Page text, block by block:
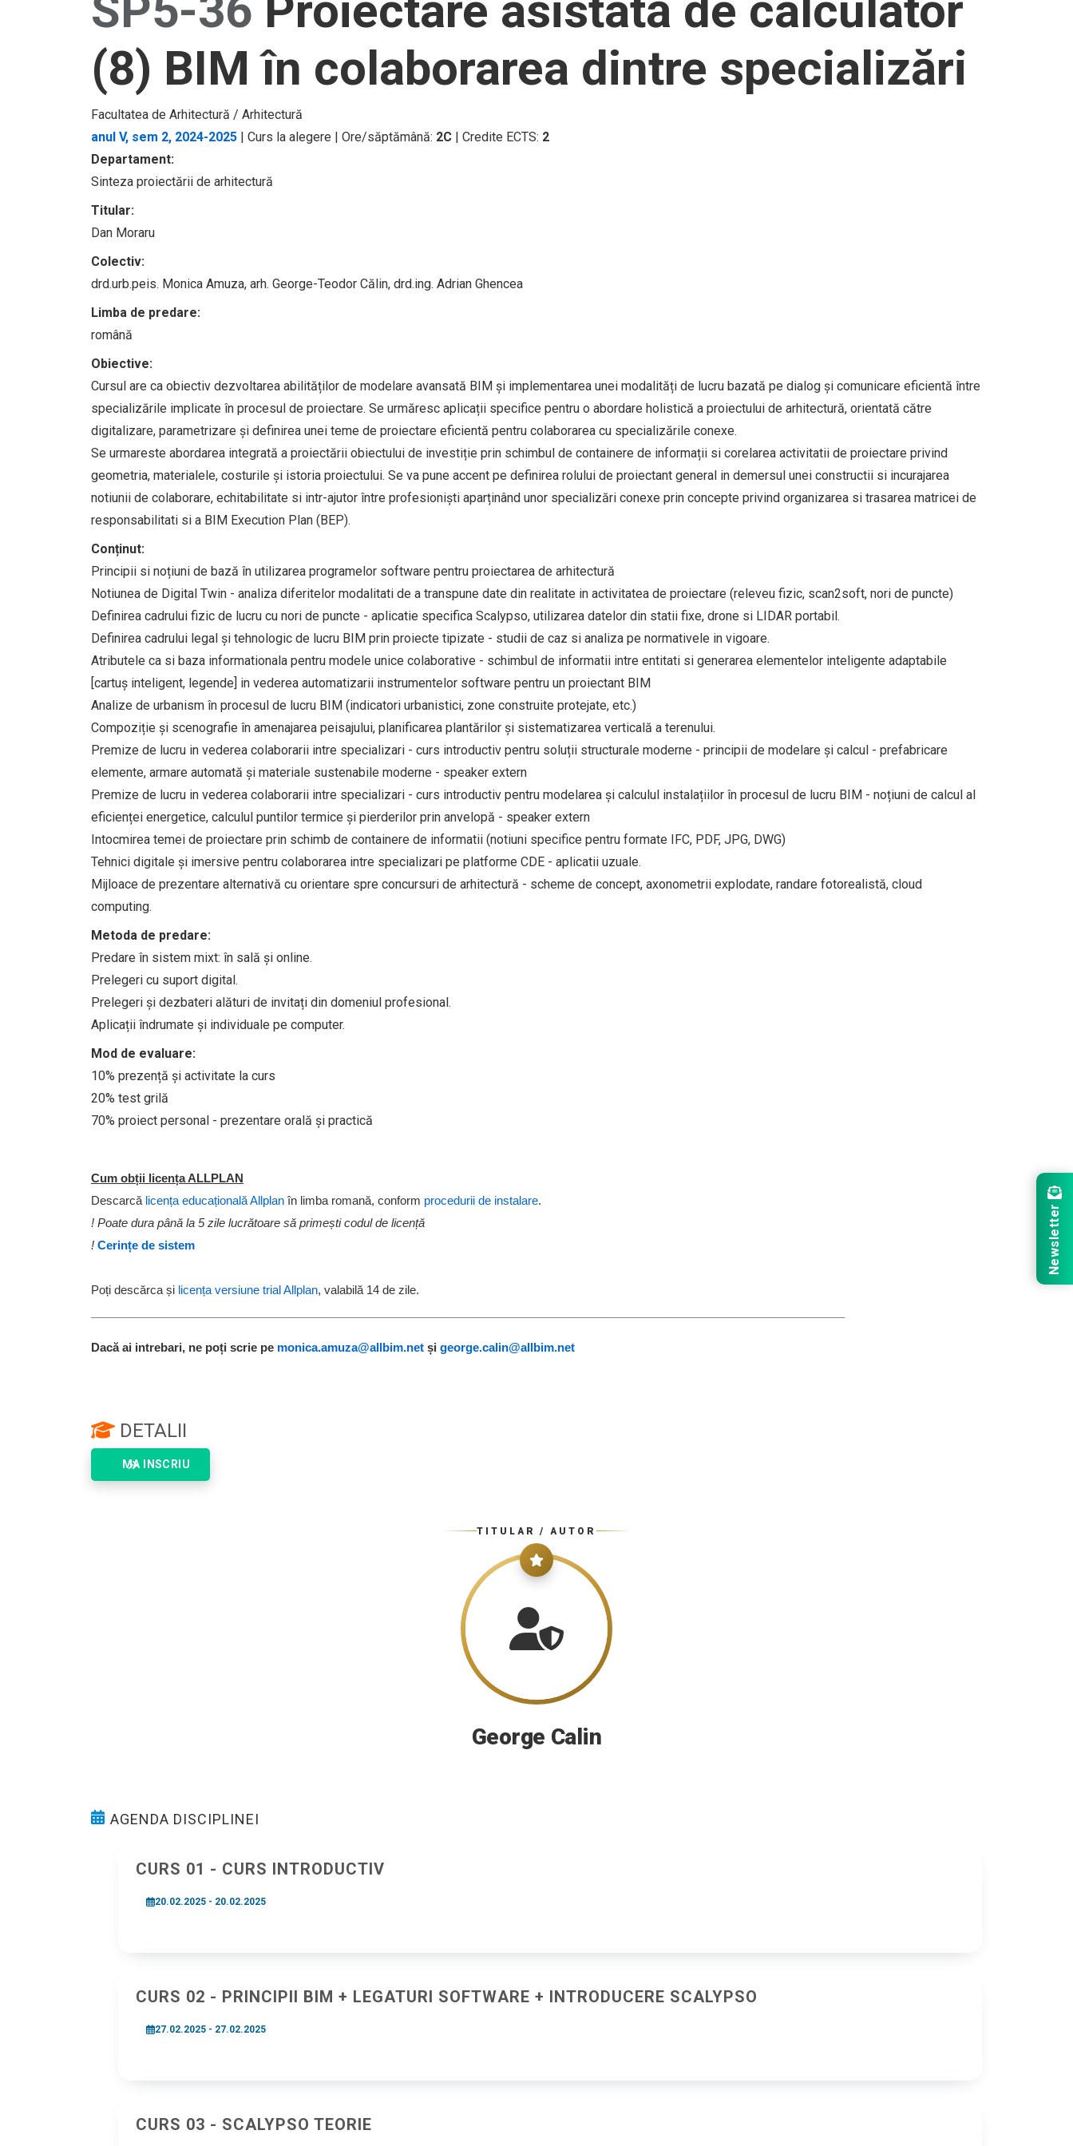
(8) BIM în colaborarea dintre specializări
Facultatea de Arhitectură / Arhitectură
anul V, sem 2, 2024-2025 | Curs la alegere | Ore/săptămână: 2C | Credite ECTS: 2
Departament:
Sinteza proiectării de arhitectură
Titular:
Dan Moraru
Colectiv:
drd.urb.peis. Monica Amuza, arh. George-Teodor Călin, drd.ing. Adrian Ghencea
Limba de predare:
română
Obiective:
Cursul are ca obiectiv dezvoltarea abilităților de modelare avansată BIM și implementarea unei modalități de lucru bazată pe dialog și comunicare eficientă între
specializările implicate în procesul de proiectare. Se urmăresc aplicații specifice pentru o abordare holistică a proiectului de arhitectură, orientată către
digitalizare, parametrizare și definirea unei teme de proiectare eficientă pentru colaborarea cu specializările conexe.
Se urmareste abordarea integrată a proiectării obiectului de investiție prin schimbul de containere de informații si corelarea activitatii de proiectare privind
geometria, materialele, costurile și istoria proiectului. Se va pune accent pe definirea rolului de proiectant general in demersul unei constructii si incurajarea
notiunii de colaborare, echitabilitate si intr-ajutor între profesioniști aparținând unor specializări conexe prin concepte privind organizarea si trasarea matricei de
responsabilitati si a BIM Execution Plan (BEP).
Conținut:
Principii si noțiuni de bază în utilizarea programelor software pentru proiectarea de arhitectură
Notiunea de Digital Twin - analiza diferitelor modalitati de a transpune date din realitate in activitatea de proiectare (releveu fizic, scan2soft, nori de puncte)
Definirea cadrului fizic de lucru cu nori de puncte - aplicatie specifica Scalypso, utilizarea datelor din statii fixe, drone si LIDAR portabil.
Definirea cadrului legal și tehnologic de lucru BIM prin proiecte tipizate - studii de caz si analiza pe normativele in vigoare.
Atributele ca si baza informationala pentru modele unice colaborative - schimbul de informatii intre entitati si generarea elementelor inteligente adaptabile
[cartuș inteligent, legende] in vederea automatizarii instrumentelor software pentru un proiectant BIM
Analize de urbanism în procesul de lucru BIM (indicatori urbanistici, zone construite protejate, etc.)
Compoziție și scenografie în amenajarea peisajului, planificarea plantărilor și sistematizarea verticală a terenului.
Premize de lucru in vederea colaborarii intre specializari - curs introductiv pentru soluții structurale moderne - principii de modelare și calcul - prefabricare
elemente, armare automată și materiale sustenabile moderne - speaker extern
Premize de lucru in vederea colaborarii intre specializari - curs introductiv pentru modelarea și calculul instalațiilor în procesul de lucru BIM - noțiuni de calcul al
eficienței energetice, calculul puntilor termice și pierderilor prin anvelopă - speaker extern
Intocmirea temei de proiectare prin schimb de containere de informatii (notiuni specifice pentru formate IFC, PDF, JPG, DWG)
Tehnici digitale și imersive pentru colaborarea intre specializari pe platforme CDE - aplicatii uzuale.
Mijloace de prezentare alternativă cu orientare spre concursuri de arhitectură - scheme de concept, axonometrii explodate, randare fotorealistă, cloud
computing.
Metoda de predare:
Predare în sistem mixt: în sală și online.
Prelegeri cu suport digital.
Prelegeri și dezbateri alături de invitați din domeniul profesional.
Aplicații îndrumate și individuale pe computer.
Mod de evaluare:
10% prezență și activitate la curs
20% test grilă
70% proiect personal - prezentare orală și practică
Cum obții licența ALLPLAN
Descarcă licența educațională Allplan în limba romană, conform procedurii de instalare.
! Poate dura până la 5 zile lucrătoare să primești codul de licență
! Cerințe de sistem
Poți descărca și licența versiune trial Allplan, valabilă 14 de zile.
Dacă ai intrebari, ne poți scrie pe monica.amuza@allbim.net și george.calin@allbim.net
DETALII
MA INSCRIU
TITULAR / AUTOR
George Calin
AGENDA DISCIPLINEI
CURS 01 - CURS INTRODUCTIV
20.02.2025 - 20.02.2025
CURS 02 - PRINCIPII BIM + LEGATURI SOFTWARE + INTRODUCERE SCALYPSO
27.02.2025 - 27.02.2025
CURS 03 - SCALYPSO TEORIE
Newsletter